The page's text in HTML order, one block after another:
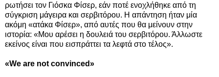
ρωτήσει τον Γιόσκα Φίσερ, εάν ποτέ ενοχλήθηκε από τη
σύγκριση μάγειρα και σερβιτόρου. Η απάντηση ήταν μία
ακόμη «ατάκα Φίσερ», από αυτές που θα μείνουν στην
ιστορία: «Μου αρέσει η δουλειά του σερβιτόρου. Άλλωστε
εκείνος είναι που εισπράττει τα λεφτά στο τέλος».
«We are not convinced»